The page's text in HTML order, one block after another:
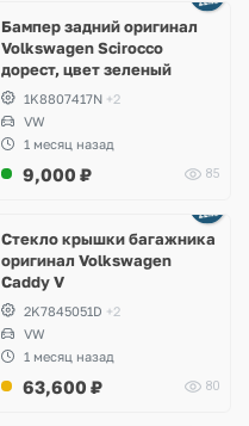
Бампер задний оригинал
Volkswagen Scirocco
дорест, цвет зеленый
1K8807417N +2
VW
1 месяц назад
9,000 ₽ 85
Стекло крышки багажника
оригинал Volkswagen
Caddy V
2K7845051D +2
VW
1 месяц назад
63,600 ₽ 80